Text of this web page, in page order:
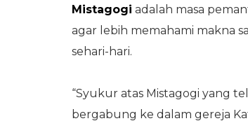
Mistagogi adalah masa
agar lebih memahami makna
sehari-hari.
“Syukur atas Mistagogi yang
bergabung ke dalam gereja